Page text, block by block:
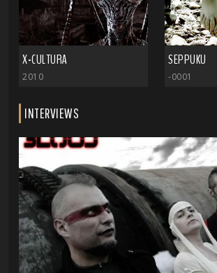
X-CULTURA
2010
SEPPUKU
-0001
INTERVIEWS